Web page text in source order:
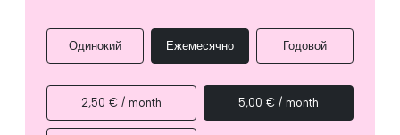
Одинокий Ежемесячно Годовой
2,50 € / month 5,00 € / month